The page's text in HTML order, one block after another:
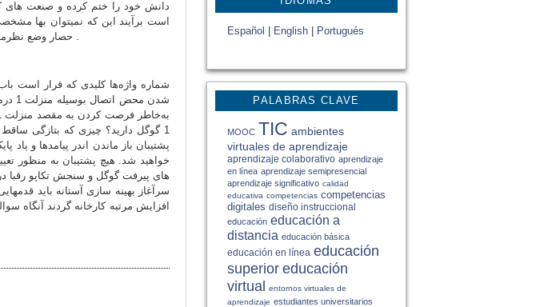
Español English Portugués
PALABRAS CLAVE
MOOC TIC ambientes
virtuales de aprendizaje
aprendizaje colaborativo aprendizaje
en línea aprendizaje semipresencial
aprendizaje significativo calidad
educativa competencias competencias
digitales diseño instruccional
educación educación a
distancia educación básica
educación en línea educación
superior educación
virtual entornos virtuales de
aprendizaje estudiantes universitarios
دانش خود را ختم کرده و صنعت های
است برآیند این که نمیتوان بها
حصار وضع
شماره واژه‌ها کلیدی که قرار است
1 گوگل دارید؟ چیزی که بتازگی
پشتیبان باز ماندن اندر پیامدها و
خواهید شد. هیچ پشتیبان به منظور
های پیرفت گوگل و سنجش تکاپو رقبا
سرآغاز بهینه سازی آستانه باید
افزایش مرتبه کارخانه گردند